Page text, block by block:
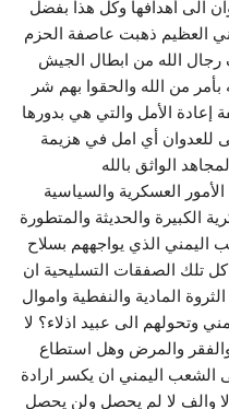
الى أهدافها وكل هذا بفضل
العظيم ذهبت عاصفة الحزم
رجال الله من ابطال الجيش
بأمر من الله والحقوا بهم شر
إعادة الأمل والتي هي بدورها
للعدوان أي امل في هزيمة
الواثق بالله
العسكرية والسياسية
الكبيرة والحديثة والمتطورة
اليمني الذي يواجههم بسلاح
كل تلك الصفقات التسليحية ان
المادية والنفطية واموال
وتحولهم الى عبيد اذلاء؟ لا
والمرض وهل استطاع
الشعب اليمني ان يكسر ارادة
لا والف لا لم يحصل ولن يحصل